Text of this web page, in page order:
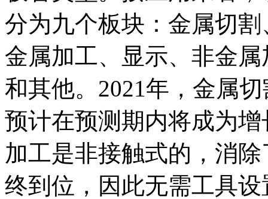
分为九个板块：金属切
金属加工、显示、非金
和其他。2021年，金属
预计在预测期内将成为
加工是非接触式的，消
终到位，因此无需工具